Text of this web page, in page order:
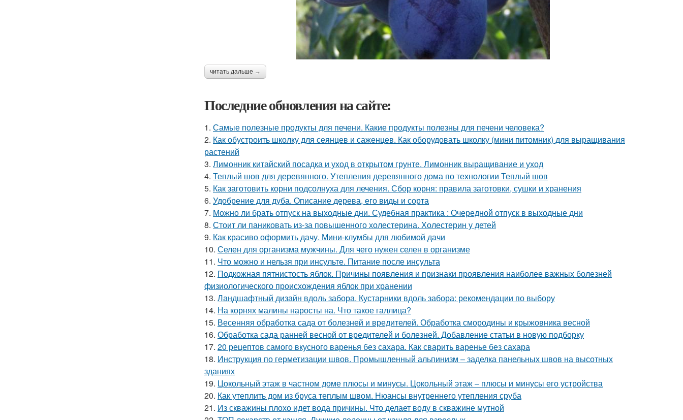
читать дальше →
Последние обновления на сайте:
1. Самые полезные продукты для печени. Какие продукты полезны для печени человека?
2. Как обустроить школку для сеянцев и саженцев. Как оборудовать школку (мини питомник) для выращивания
растений
3. Лимонник китайский посадка и уход в открытом грунте. Лимонник выращивание и уход
4. Теплый шов для деревянного. Утепления деревянного дома по технологии Теплый шов
5. Как заготовить корни подсолнуха для лечения. Сбор корня: правила заготовки, сушки и хранения
6. Удобрение для дуба. Описание дерева, его виды и сорта
7. Можно ли брать отпуск на выходные дни. Судебная практика : Очередной отпуск в выходные дни
8. Стоит ли паниковать из-за повышенного холестерина. Холестерин у детей
9. Как красиво оформить дачу. Мини-клумбы для любимой дачи
10. Селен для организма мужчины. Для чего нужен селен в организме
11. Что можно и нельзя при инсульте. Питание после инсульта
12. Подкожная пятнистость яблок. Причины появления и признаки проявления наиболее важных болезней
физиологического происхождения яблок при хранении
13. Ландшафтный дизайн вдоль забора. Кустарники вдоль забора: рекомендации по выбору
14. На корнях малины наросты на. Что такое галлица?
15. Весенняя обработка сада от болезней и вредителей. Обработка смородины и крыжовника весной
16. Обработка сада ранней весной от вредителей и болезней. Добавление статьи в новую подборку
17. 20 рецептов самого вкусного варенья без сахара. Как сварить варенье без сахара
18. Инструкция по герметизации швов. Промышленный альпинизм – заделка панельных швов на высотных
зданиях
19. Цокольный этаж в частном доме плюсы и минусы. Цокольный этаж – плюсы и минусы его устройства
20. Как утеплить дом из бруса теплым швом. Нюансы внутреннего утепления сруба
21. Из скважины плохо идет вода причины. Что делает воду в скважине мутной